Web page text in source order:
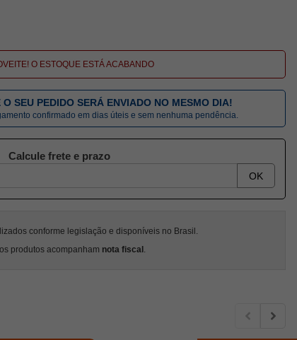
O ESTOQUE ESTÁ ACABANDO
O SEU PEDIDO SERÁ ENVIADO NO MESMO DIA!
confirmado em dias úteis e sem nenhuma pendência.
Calcule frete e prazo
OK
conforme legislação e disponíveis no Brasil.
produtos acompanham nota fiscal .